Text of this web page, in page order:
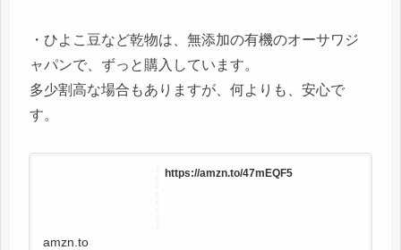
・ひよこ豆など乾物は、無添加の有機のオーサワジ
ャパンで、ずっと購入しています。
多少割高な場合もありますが、何よりも、安心で
す。
https://amzn.to/47mEQF5
amzn.to